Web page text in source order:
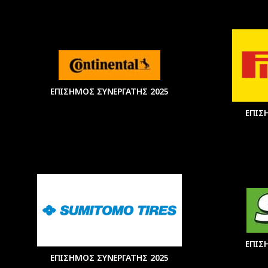
ΕΠΙΣΗΜΟΣ ΣΥΝΕΡΓΑΤΗΣ 2025
ΕΠΙΣΗΜΟΣ ΣΥΝΕΡΓΑΤΗΣ 2025